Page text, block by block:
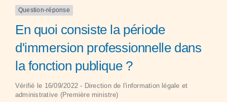
Question-réponse
En quoi consiste la période
d'immersion professionnelle dans
la fonction publique ?
Vérifié le 16/09/2022 - Direction de l'information légale et
administrative (Première ministre)